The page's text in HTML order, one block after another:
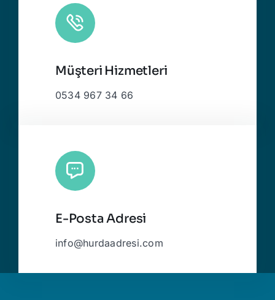
Müşteri Hizmetleri
0534 967 34 66
E-Posta Adresi
info@hurdaadresi.com